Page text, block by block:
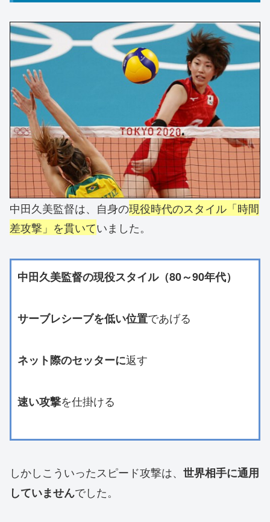
中田久美監督は、自身の現役時代のスタイル「時間
差攻撃」を貫いていました。
中田久美監督の現役スタイル（80～90年代）
サーブレシーブを低い位置であげる
ネット際のセッターに返す
速い攻撃を仕掛ける
しかしこういったスピード攻撃は、 世界相手に通用
していませんでした。